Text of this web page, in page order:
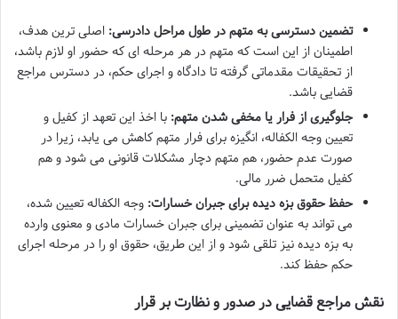
تضمین دسترسی به متهم در طول مراحل دادرسی: اصلی ترین هدف،
اطمینان از این است که متهم در هر مرحله ای که حضور او لازم باشد،
از تحقیقات مقدماتی گرفته تا دادگاه و اجرای حکم، در دسترس مراجع
قضایی باشد.
جلوگیری از فرار یا مخفی شدن متهم: با اخذ این تعهد از کفیل و
تعیین وجه الکفاله، انگیزه برای فرار متهم کاهش می یابد، زیرا در
صورت عدم حضور، هم متهم دچار مشکلات قانونی می شود و هم
کفیل متحمل ضرر مالی.
حفظ حقوق بزه دیده برای جبران خسارات: وجه الکفاله تعیین شده،
می تواند به عنوان تضمینی برای جبران خسارات مادی و معنوی وارده
به بزه دیده نیز تلقی شود و از این طریق، حقوق او را در مرحله اجرای
حکم حفظ کند.
نقش مراجع قضایی در صدور و نظارت بر قرار